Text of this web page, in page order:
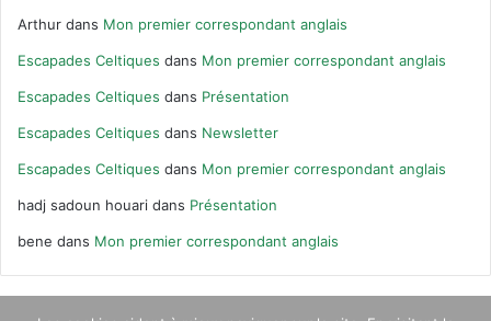
Arthur dans Mon premier correspondant anglais
Escapades Celtiques dans Mon premier correspondant anglais
Escapades Celtiques dans Présentation
Escapades Celtiques dans Newsletter
Escapades Celtiques dans Mon premier correspondant anglais
hadj sadoun houari dans Présentation
bene dans Mon premier correspondant anglais